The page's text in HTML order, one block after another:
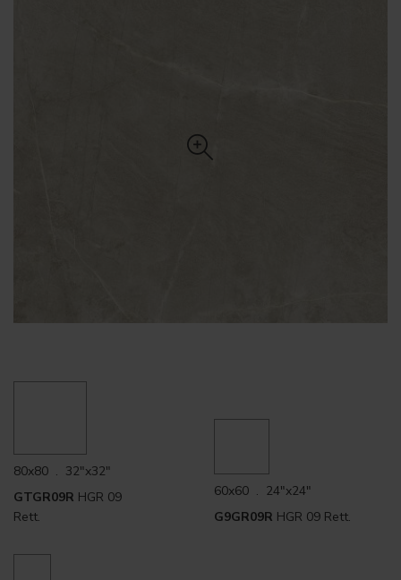
80x80 . 32"x32"
GTGR09R HGR 09
Rett.
60x60 . 24"x24"
G9GR09R HGR 09 Rett.